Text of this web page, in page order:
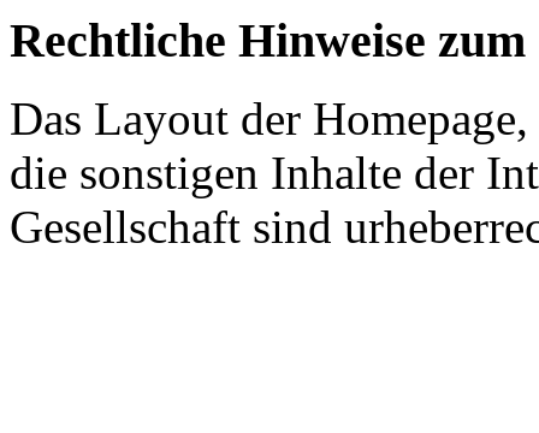
Rechtliche Hinweise
Das Layout der
die sonstigen Inhalte der
Gesellschaft sind